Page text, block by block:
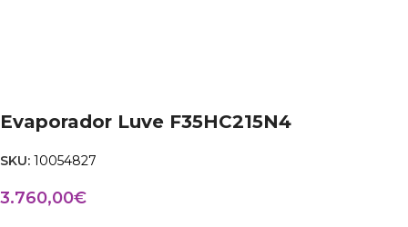
Evaporador Luve F35HC215N4
SKU: 10054827
3.760,00€